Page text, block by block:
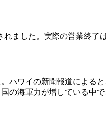
ました。実際の営業終了
ハワイの新聞報道による
の海軍力が増している中